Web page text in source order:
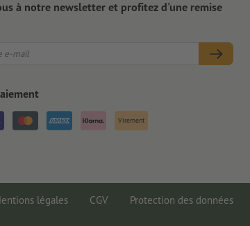
à notre newsletter et profitez d'une remise
Virement
légales CGV Protection des données